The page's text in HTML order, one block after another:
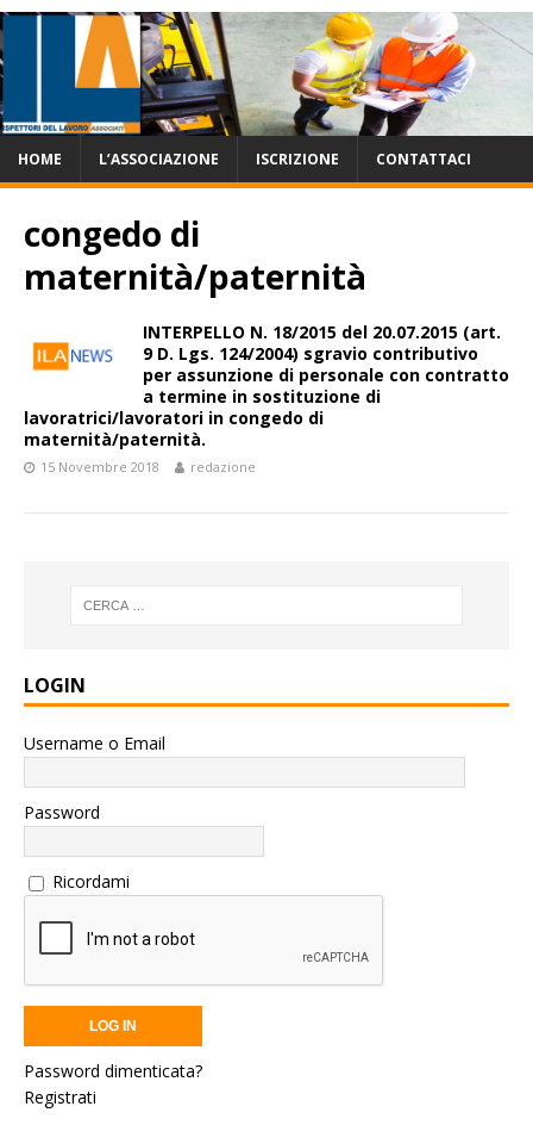
HOME L’ASSOCIAZIONE ISCRIZIONE CONTATTACI
congedo di
maternità/paternità
INTERPELLO N. 18/2015 del 20.07.2015 (art.
9 D. Lgs. 124/2004) sgravio contributivo
per assunzione di personale con contratto
a termine in sostituzione di
lavoratrici/lavoratori in congedo di
maternità/paternità.
15 Novembre 2018 redazione
LOGIN
Username o Email
Password
Ricordami
Password dimenticata?
Registrati